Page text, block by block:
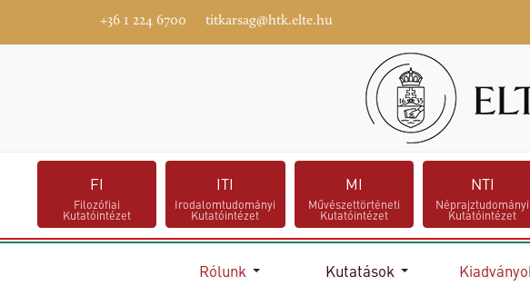
+36 1 224 6700 titkarsag@htk.elte.hu
FI
Filozófiai
Kutatóintézet
ITI
Irodalomtudományi
Kutatóintézet
MI
Művészettörténeti
Kutatóintézet
NTI
Néprajztudományi
Kutatóintézet
Rólunk Kutatások